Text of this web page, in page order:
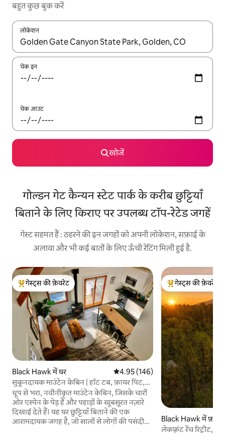
बहुत कुछ बुक करें
लोकेशन
नतीजों के उपलब्ध होने पर, अप और डाउन 'ऐरो की' का इस्तेमाल करके नेविगेट
चेक इन
चेक आउट
खोजें
गोल्डन गेट कैन्यन स्टेट पार्क के करीब छुट्टियाँ
बिताने के लिए किराए पर उपलब्ध टॉप-रेटेड जगहें
गेस्ट सहमत हैं : ठहरने की इन जगहों को अपनी लोकेशन, सफ़ाई के
अलावा और भी कई बातों के लिए ऊँची रेटिंग मिली हुई है.
गेस्ट्स का टॉप फ़ेवरेट
गेस्ट्स की फ़ेवरेट
Black Hawk में घर औसत रेटिंग 5 में से 4.95, 146 समीक्षाएँ
4.95 (146)
सुकूनदायक माउंटेन केबिन | हॉट टब, फ़ायर पिट,
खूबसूरत नज़ारे
धूप से भरा, नवीनीकृत माउंटेन केबिन, जिसके चारों
ओर एस्पेन के पेड़ हैं और पहाड़ों के खूबसूरत नज़ारे
दिखाई देते हैं। यह घर छुट्टियाँ बिताने की एक
आरामदायक जगह है, जो सालों से लोगों की पसंदीदा
गेस्ट्स का टॉप फ़ेवरेट
गेस्ट्स की फ़ेवरेट
Black Hawk में फ़ार्म
लेकफ़्रंट रेंच रिट्रीट,